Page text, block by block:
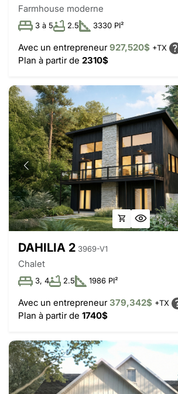
Farmhouse moderne
3 à 5 2.5 3330 PI²
Avec un entrepreneur927,520$ +TX
Plan à partir de 2310$
DAHILIA 2 3969-V1
Chalet
3, 4 2.5 1986 PI²
Avec un entrepreneur379,342$ +TX
Plan à partir de 1740$